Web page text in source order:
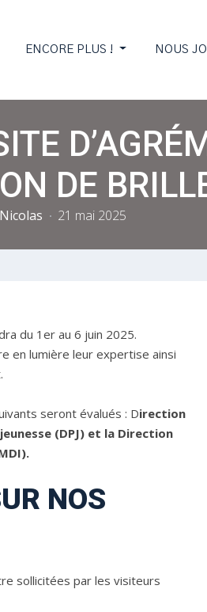
ENCORE PLUS ! NOUS
DE
Nicolas 21 mai 2025
du 1er au 6 juin 2025.
en lumière leur expertise ainsi
seront évalués : Direction
(DPJ) et la Direction
NOS
sollicitées par les visiteurs